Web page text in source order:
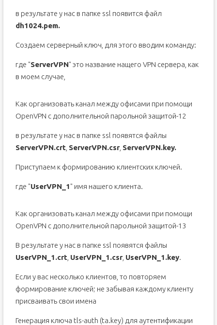
в результате у нас в папке ssl появится файл
dh1024.pem.
Создаем серверный ключ, для этого вводим команду:
где "ServerVPN" это название нащего VPN сервера, как
в моем случае,
Как организовать канал между офисами при помощи
OpenVPN с дополнительной парольной защитой-12
в результате у нас в папке ssl появятся файлы
ServerVPN.crt ServerVPN.csr, ServerVPN.key.
Приступаем к формированию клиентских ключей.
где "UserVPN_1" имя нашего клиента.
Как организовать канал между офисами при помощи
OpenVPN с дополнительной парольной защитой-13
В результате у нас в папке ssl появятся файлы
UserVPN_1.crt UserVPN_1.csr, UserVPN_1.key.
Если у вас несколько клиентов, то повторяем
формирование ключей; не забывая каждому клиенту
присваивать свои имена
Генерация ключа tls-auth (ta.key) для аутентификации